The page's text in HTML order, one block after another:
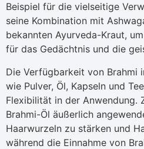
Beispiel für die vielseitige
seine Kombination mit
bekannten Ayurveda-Kraut,
für das Gedächtnis und die
Die Verfügbarkeit von Brahmi
wie Pulver, Öl, Kapseln und
Flexibilität in der Anwendung.
Brahmi-Öl äußerlich
Haarwurzeln zu stärken und
während die Einnahme von